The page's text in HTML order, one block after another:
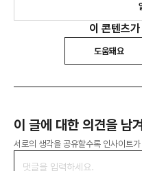
이 콘텐츠
도움돼요
이 글에 대한 의견을 남
서로의 생각을 공유할수록 인사이트